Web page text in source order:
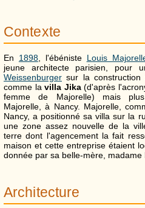
Contexte
En 1898, l'ébéniste Louis
jeune architecte parisien, pour
Weissenburger sur la
comme la villa Jika(d'après
femme de Majorelle) mais
Majorelle, à Nancy. Majorelle,
Nancy, a positionné sa villa sur la
une zone assez nouvelle de la
terre dont l'agencement la fait
maison et cette entreprise étaient
donnée par sa belle-mère, madame
Architecture